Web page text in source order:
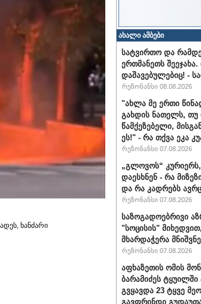
ხანძარი
ახალი ამბები
სატვირთო და
ერთმანეთს
დაშავებულებიც! -
რეზონანსი 08.08.2026
"ახლა მე ერთი
გახდის ნათელს, თუ
წამქეზებელი,
ეს!" - რა თქვა ეკა
რეზონანსი 07.08.2026
„გლოვოს“
დაესხნენ - რა
და რა კადრებს
რეზონანსი 07.08.2026
საზოგადოებრივი
"სოცისის"
მხარდაჭერა
რეზონანსი 07.08.2026
აფხაზეთის ომის
ბარამიძეს
გვყავდა 23 ტყვე
გავფრინდი